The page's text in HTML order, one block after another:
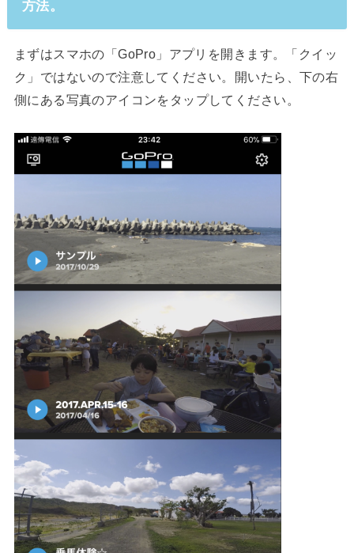
方法。
まずはスマホの「GoPro」アプリを開きます。「クイッ
ク」ではないので注意してください。開いたら、下の右
側にある写真のアイコンをタップしてください。